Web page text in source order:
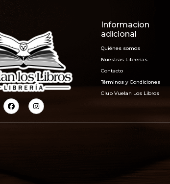
Informacion
adicional
Quiénes somos
Nuestras Librerías
Contacto
Términos y Condiciones
Club Vuelan Los Libros